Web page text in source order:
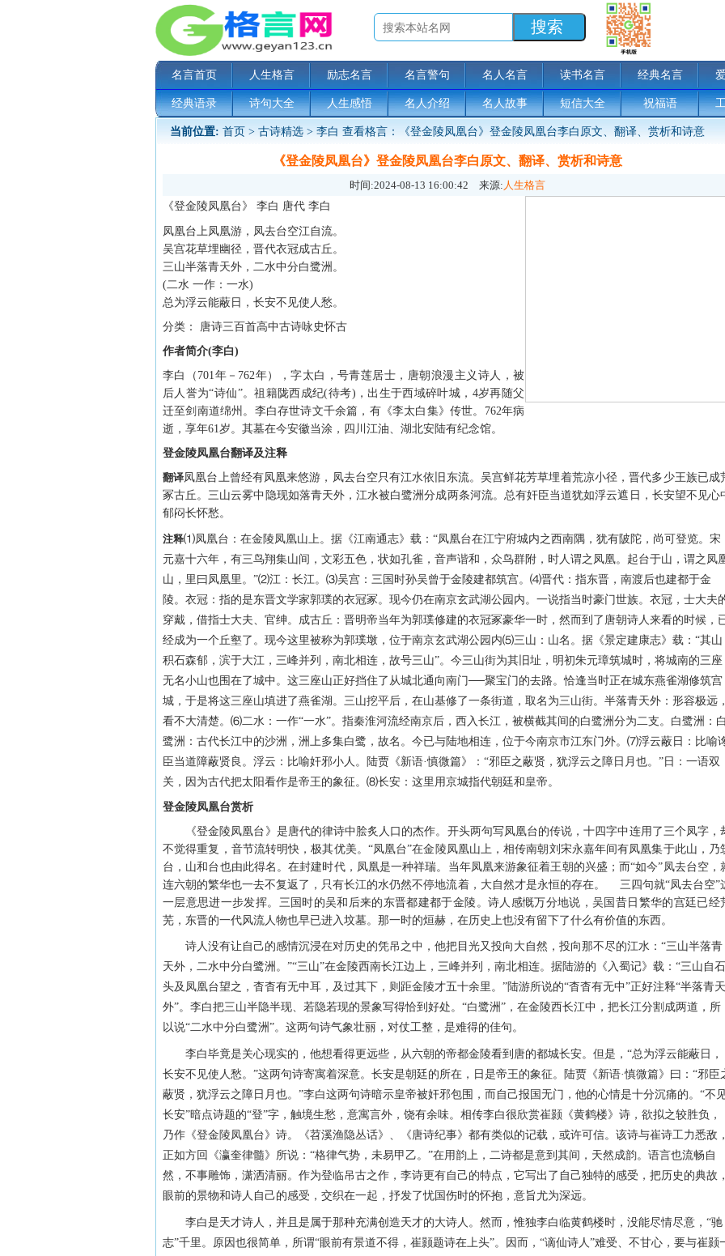
名言首页 人生格言 励志名言 名言警句 名人名言 读书名言 经典名言
经典语录 诗句大全 人生感悟 名人介绍 名人故事 短信大全 祝福语
当前位置: 首页 > 古诗精选 > 李白 查看格言：《登金陵凤凰台》登金陵凤凰台李白原文、翻译、赏析和诗意
《登金陵凤凰台》登金陵凤凰台李白原文、翻译、赏析和诗意
时间:2024-08-13 16:00:42 来源: 人生格言
《登金陵凤凰台》 李白 唐代 李白
凤凰台上凤凰游，凤去台空江自流。
吴宫花草埋幽径，晋代衣冠成古丘。
三山半落青天外，二水中分白鹭洲。
(二水 一作：一水)
总为浮云能蔽日，长安不见使人愁。
分类： 唐诗三百首高中古诗咏史怀古
作者简介(李白)
李白（701年－762年），字太白，号青莲居士，唐朝浪漫主义诗人，被
后人誉为“诗仙”。祖籍陇西成纪(待考)，出生于西域碎叶城，4岁再随父
迁至剑南道绵州。李白存世诗文千余篇，有《李太白集》传世。762年病
逝，享年61岁。其墓在今安徽当涂，四川江油、湖北安陆有纪念馆。
登金陵凤凰台翻译及注释
翻译凤凰台上曾经有凤凰来悠游，凤去台空只有江水依旧东流。吴宫鲜花芳草埋着荒凉小径，晋代多少王族已成
冢古丘。三山云雾中隐现如落青天外，江水被白鹭洲分成两条河流。总有奸臣当道犹如浮云遮日，长安望不见心
郁闷长怀愁。
注释⑴凤凰台：在金陵凤凰山上。据《江南通志》载：“凤凰台在江宁府城内之西南隅，犹有陂陀，尚可登览。宋
元嘉十六年，有三鸟翔集山间，文彩五色，状如孔雀，音声谐和，众鸟群附，时人谓之凤凰。起台于山，谓之凤
山，里曰凤凰里。”⑵江：长江。⑶吴宫：三国时孙吴曾于金陵建都筑宫。⑷晋代：指东晋，南渡后也建都于金
陵。衣冠：指的是东晋文学家郭璞的衣冠冢。现今仍在南京玄武湖公园内。一说指当时豪门世族。衣冠，士大夫
穿戴，借指士大夫、官绅。成古丘：晋明帝当年为郭璞修建的衣冠冢豪华一时，然而到了唐朝诗人来看的时候，
经成为一个丘壑了。现今这里被称为郭璞墩，位于南京玄武湖公园内⑸三山：山名。据《景定建康志》载：“其山
积石森郁，滨于大江，三峰并列，南北相连，故号三山”。今三山街为其旧址，明初朱元璋筑城时，将城南的三座
无名小山也围在了城中。这三座山正好挡住了从城北通向南门──聚宝门的去路。恰逢当时正在城东燕雀湖修筑宫
城，于是将这三座山填进了燕雀湖。三山挖平后，在山基修了一条街道，取名为三山街。半落青天外：形容极远，
看不大清楚。⑹二水：一作“一水”。指秦淮河流经南京后，西入长江，被横截其间的白鹭洲分为二支。白鹭洲：白
鹭洲：古代长江中的沙洲，洲上多集白鹭，故名。今已与陆地相连，位于今南京市江东门外。⑺浮云蔽日：比喻
臣当道障蔽贤良。浮云：比喻奸邪小人。陆贾《新语·慎微篇》：“邪臣之蔽贤，犹浮云之障日月也。”日：一语双
关，因为古代把太阳看作是帝王的象征。⑻长安：这里用京城指代朝廷和皇帝。
登金陵凤凰台赏析
《登金陵凤凰台》是唐代的律诗中脍炙人口的杰作。开头两句写凤凰台的传说，十四字中连用了三个凤字，
不觉得重复，音节流转明快，极其优美。“凤凰台”在金陵凤凰山上，相传南朝刘宋永嘉年间有凤凰集于此山，乃
台，山和台也由此得名。在封建时代，凤凰是一种祥瑞。当年凤凰来游象征着王朝的兴盛；而“如今”凤去台空，
连六朝的繁华也一去不复返了，只有长江的水仍然不停地流着，大自然才是永恒的存在。 三四句就“凤去台空”
一层意思进一步发挥。三国时的吴和后来的东晋都建都于金陵。诗人感慨万分地说，吴国昔日繁华的宫廷已经
芜，东晋的一代风流人物也早已进入坟墓。那一时的烜赫，在历史上也没有留下了什么有价值的东西。
诗人没有让自己的感情沉浸在对历史的凭吊之中，他把目光又投向大自然，投向那不尽的江水：“三山半落青
天外，二水中分白鹭洲。”“三山”在金陵西南长江边上，三峰并列，南北相连。据陆游的《入蜀记》载：“三山自石
头及凤凰台望之，杳杳有无中耳，及过其下，则距金陵才五十余里。”陆游所说的“杳杳有无中”正好注释“半落青天
外”。李白把三山半隐半现、若隐若现的景象写得恰到好处。“白鹭洲”，在金陵西长江中，把长江分割成两道，所
以说“二水中分白鹭洲”。这两句诗气象壮丽，对仗工整，是难得的佳句。
李白毕竟是关心现实的，他想看得更远些，从六朝的帝都金陵看到唐的都城长安。但是，“总为浮云能蔽日，
长安不见使人愁。”这两句诗寄寓着深意。长安是朝廷的所在，日是帝王的象征。陆贾《新语·慎微篇》曰：“邪臣
蔽贤，犹浮云之障日月也。”李白这两句诗暗示皇帝被奸邪包围，而自己报国无门，他的心情是十分沉痛的。“不
长安”暗点诗题的“登”字，触境生愁，意寓言外，饶有余味。相传李白很欣赏崔颢《黄鹤楼》诗，欲拟之较胜负，
乃作《登金陵凤凰台》诗。《苕溪渔隐丛话》、《唐诗纪事》都有类似的记载，或许可信。该诗与崔诗工力悉敌，
正如方回《瀛奎律髓》所说：“格律气势，未易甲乙。”在用韵上，二诗都是意到其间，天然成韵。语言也流畅自
然，不事雕饰，潇洒清丽。作为登临吊古之作，李诗更有自己的特点，它写出了自己独特的感受，把历史的典故，
眼前的景物和诗人自己的感受，交织在一起，抒发了忧国伤时的怀抱，意旨尤为深远。
李白是天才诗人，并且是属于那种充满创造天才的大诗人。然而，惟独李白临黄鹤楼时，没能尽情尽意，“驰
志”千里。原因也很简单，所谓“眼前有景道不得，崔颢题诗在上头”。因而，“谪仙诗人”难受、不甘心，要与崔颢